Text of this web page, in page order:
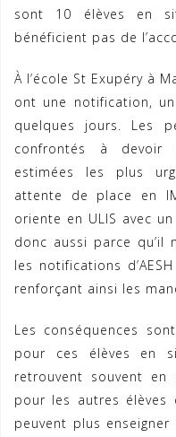
sont 10 élèves en
bénéficient pas de
À l’école St Exupéry à
ont une notification,
quelques jours. Les
confrontés à devoir
estimées les plus
attente de place en
oriente en ULIS avec
donc aussi parce qu’il
les notifications
renforçant ainsi les
Les conséquences
pour ces élèves en
retrouvent souvent en
pour les autres
peuvent plus